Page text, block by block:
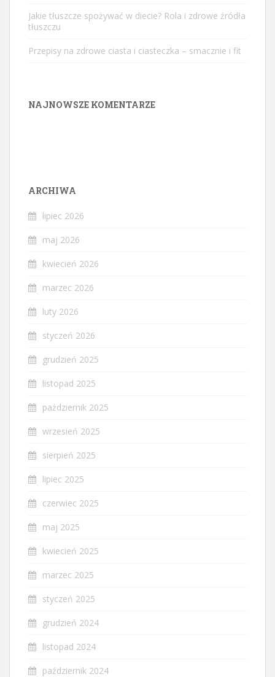
Jakie tłuszcze spożywać w diecie? Rola i zdrowe źródła
tłuszczu
Przepisy na zdrowe ciasta i ciasteczka – smacznie i fit
NAJNOWSZE KOMENTARZE
ARCHIWA
lipiec 2026
maj 2026
kwiecień 2026
marzec 2026
luty 2026
styczeń 2026
grudzień 2025
listopad 2025
październik 2025
wrzesień 2025
sierpień 2025
lipiec 2025
czerwiec 2025
maj 2025
kwiecień 2025
marzec 2025
styczeń 2025
grudzień 2024
listopad 2024
październik 2024